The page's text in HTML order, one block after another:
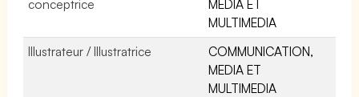
conceptrice
MEDIA ET
MULTIMEDIA
Illustrateur / Illustratrice
COMMUNICATION,
MEDIA ET
MULTIMEDIA